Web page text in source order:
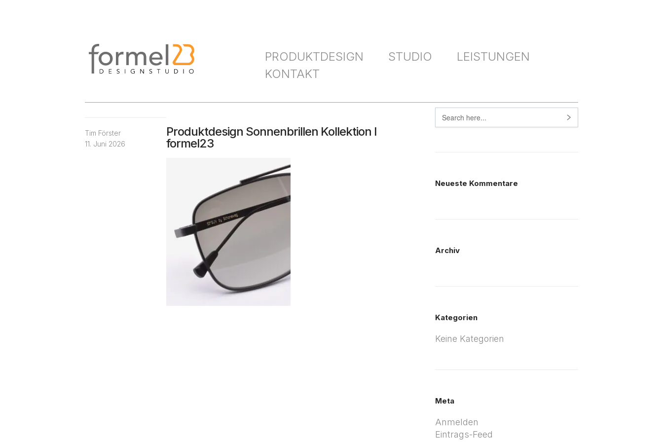
PRODUKTDESIGN STUDIO
LEISTUNGEN
KONTAKT
Tim Förster
11. Juni 2026
Produktdesign Sonnenbrillen Kollektion I
formel23
Neueste Kommentare
Archiv
Kategorien
Keine Kategorien
Meta
Anmelden
Eintrags-Feed